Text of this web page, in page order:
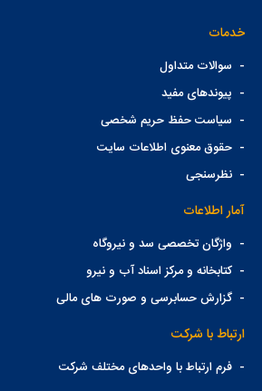
خدمات
- سوالات متداول
- پیوندهای مفید
- سیاست حفظ حریم شخصی
-حقوق معنوی اطلاعات سایت
-نظرسنجی
آمار اطلاعات
- واژگان تخصصی سد و نیروگاه
-کتابخانه و مرکز اسناد آب و نیرو
-گزارش حسابرسی و صورت های مالی
ارتباط با شرکت
-فرم ارتباط با واحدهای مختلف شرکت